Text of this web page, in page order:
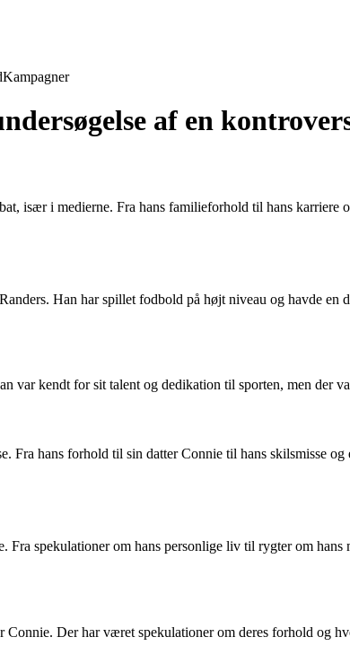
Kampagner
af en
især i medierne. Fra hans familieforhold til hans
Han har spillet fodbold på højt niveau og havde
var kendt for sit talent og dedikation til sporten, men der
Fra hans forhold til sin datter Connie til hans skilsmisse
spekulationer om hans personlige liv til rygter om
Der har været spekulationer om deres forhold og